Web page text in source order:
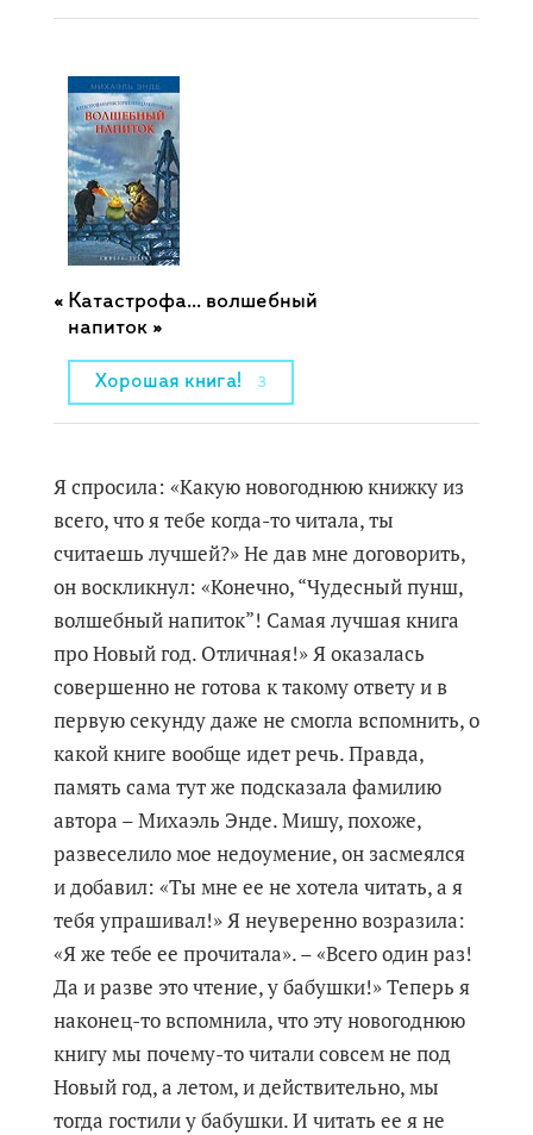
Катастрофа... волшебный
напиток »
Хорошая книга! 3
Я спросила: «Какую новогоднюю книжку из
всего, что я тебе когда-то читала, ты
считаешь лучшей?» Не дав мне договорить,
он воскликнул: «Конечно, “Чудесный пунш,
волшебный напиток”! Самая лучшая книга
про Новый год. Отличная!» Я оказалась
совершенно не готова к такому ответу и в
первую секунду даже не смогла вспомнить, о
какой книге вообще идет речь. Правда,
память сама тут же подсказала фамилию
автора – Михаэль Энде. Мишу, похоже,
развеселило мое недоумение, он засмеялся
и добавил: «Ты мне ее не хотела читать, а я
тебя упрашивал!» Я неуверенно возразила:
«Я же тебе ее прочитала». – «Всего один раз!
Да и разве это чтение, у бабушки!» Теперь я
наконец-то вспомнила, что эту новогоднюю
книгу мы почему-то читали совсем не под
Новый год, а летом, и действительно, мы
тогда гостили у бабушки. И читать ее я не